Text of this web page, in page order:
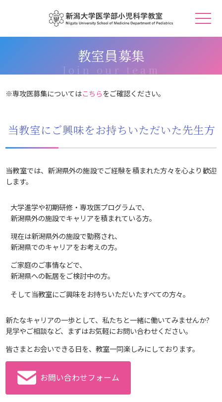
教室員募集
※専攻医募集についてはこちらをご確認ください。
当教室にご興味をお持ちいただいた先生方
当教室では、新潟県外の施設でご経験を積まれた方々を心より歓迎
します。
大学進学や初期研修・専攻医プログラムで、
新潟県外の施設でキャリアを積まれている方。
現在は新潟県外の施設で勤務され、
新潟県でのキャリアをお考えの方。
ご家庭のご事情などで、
新潟県への転居をご検討中の方。
そして当教室にご興味をお持ちいただいたすべての方々。
新たなキャリアの一歩として、私たちと一緒に働いてみませんか?
見学やご相談など、まずはお気軽にお問い合わせください。
皆さまとお会いできる日を、教室一同楽しみにしております。
お問い合わせフォーム